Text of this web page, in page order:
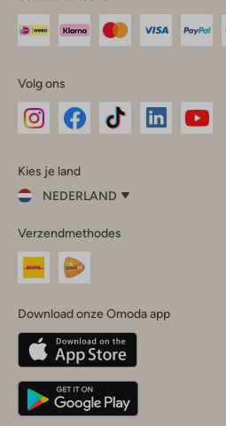
Volg ons
InstagramFacebook
Kies je land
NEDERLAND
je
land
Nederland
Belgique(Français)
Deutschland
Verzendmethodes
Download onze Omoda app